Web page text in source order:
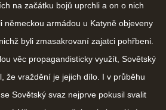
na začátku bojů uprchli a on o nich
německou armádou u Katyně objeveny
byli zmasakrovaní zajatci pohřbeni.
věc propagandisticky využít, Sovětský
že vraždění je jejich dílo. I v průběhu
Sovětský svaz nejprve pokusil svalit